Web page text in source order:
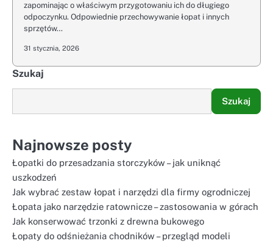
zapominając o właściwym przygotowaniu ich do długiego
odpoczynku. Odpowiednie przechowywanie łopat i innych
sprzętów…
31 stycznia, 2026
Szukaj
Szukaj
Najnowsze posty
Łopatki do przesadzania storczyków – jak uniknąć
uszkodzeń
Jak wybrać zestaw łopat i narzędzi dla firmy ogrodniczej
Łopata jako narzędzie ratownicze – zastosowania w górach
Jak konserwować trzonki z drewna bukowego
Łopaty do odśnieżania chodników – przegląd modeli